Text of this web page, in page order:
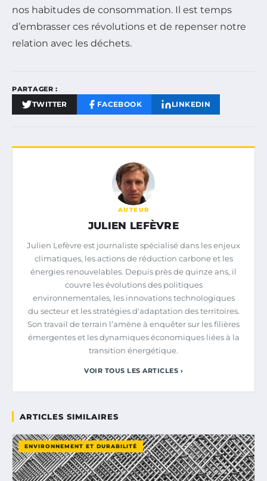
nos habitudes de consommation. Il est temps
d’embrasser ces révolutions et de repenser notre
relation avec les déchets.
PARTAGER :
TWITTER FACEBOOK LINKEDIN
AUTEUR
JULIEN LEFÈVRE
Julien Lefèvre est journaliste spécialisé dans les enjeux
climatiques, les actions de réduction carbone et les
énergies renouvelables. Depuis près de quinze ans, il
couvre les évolutions des politiques
environnementales, les innovations technologiques
du secteur et les stratégies d'adaptation des territoires.
Son travail de terrain l’amène à enquêter sur les filières
émergentes et les dynamiques économiques liées à la
transition énergétique.
VOIR TOUS LES ARTICLES ›
ARTICLES SIMILAIRES
ENVIRONNEMENT ET DURABILITÉ